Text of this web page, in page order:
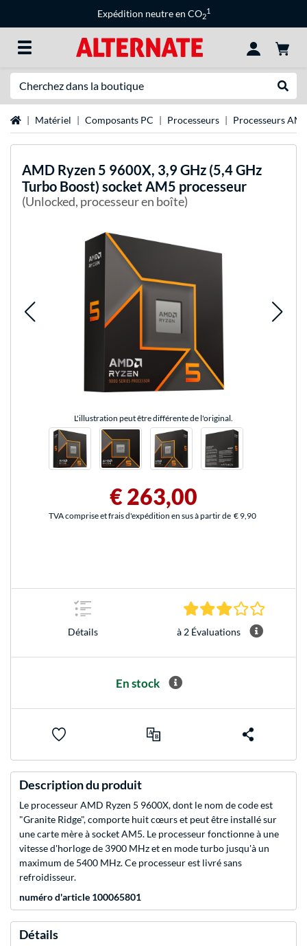
Expédition neutre en CO2
1
Page d'accueil
Matériel Composants PC Processeurs Processeurs
AMD Ryzen 5 9600X, 3,9 GHz (5,4 GHz
Turbo Boost) socket AM5 processeur
(Unlocked, processeur en boîte)
L'illustration peut être différente de l'original.
€ 263,00
TVA comprise et frais d'expédition en sus à partir de € 9,90
Détails à 2 Évaluations
En stock
Description du produit
Le processeur AMD Ryzen 5 9600X, dont le nom de code est
"Granite Ridge", comporte huit cœurs et peut être installé sur
une carte mère à socket AM5. Le processeur fonctionne à une
vitesse d'horloge de 3900 MHz et en mode turbo jusqu'à un
maximum de 5400 MHz. Ce processeur est livré sans
refroidisseur.
numéro d'article 100065801
Détails